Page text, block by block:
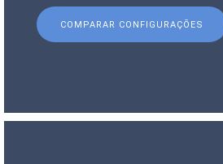
COMPARAR CONFIGURAÇÕES